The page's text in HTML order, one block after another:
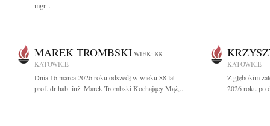
mgr...
MAREK TROMBSKI WIEK: 88
KATOWICE
Dnia 16 marca 2026 roku odszedł w wieku 88 lat
prof. dr hab. inż. Marek Trombski Kochający Mąż,...
KATOWICE
Z głębokim
2026 roku po